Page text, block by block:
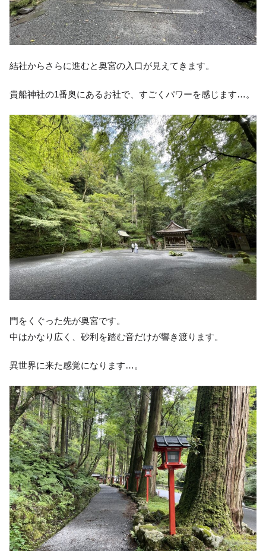
結社からさらに進むと奥宮の入口が見えてきます。
貴船神社の1番奥にあるお社で、すごくパワーを感じます…。
門をくぐった先が奥宮です。
中はかなり広く、砂利を踏む音だけが響き渡ります。
異世界に来た感覚になります…。